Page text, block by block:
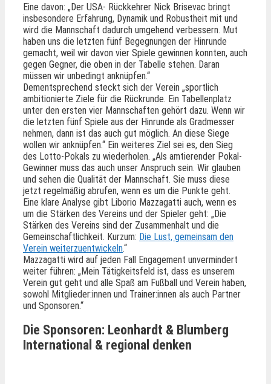
Eine davon: „Der USA- Rückkehrer Nick Brisevac bringt
insbesondere Erfahrung, Dynamik und Robustheit mit und
wird die Mannschaft dadurch umgehend verbessern. Mut
haben uns die letzten fünf Begegnungen der Hinrunde
gemacht, weil wir davon vier Spiele gewinnen konnten, auch
gegen Gegner, die oben in der Tabelle stehen. Daran
müssen wir unbedingt anknüpfen.“
Dementsprechend steckt sich der Verein „sportlich
ambitionierte Ziele für die Rückrunde. Ein Tabellenplatz
unter den ersten vier Mannschaften gehört dazu. Wenn wir
die letzten fünf Spiele aus der Hinrunde als Gradmesser
nehmen, dann ist das auch gut möglich. An diese Siege
wollen wir anknüpfen.“ Ein weiteres Ziel sei es, den Sieg
des Lotto-Pokals zu wiederholen. „Als amtierender Pokal-
Gewinner muss das auch unser Anspruch sein. Wir glauben
und sehen die Qualität der Mannschaft. Sie muss diese
jetzt regelmäßig abrufen, wenn es um die Punkte geht.
Eine klare Analyse gibt Liborio Mazzagatti auch, wenn es
um die Stärken des Vereins und der Spieler geht: „Die
Stärken des Vereins sind der Zusammenhalt und die
Gemeinschaftlichkeit. Kurzum: Die Lust, gemeinsam den
Verein weiterzuentwickeln.“
Mazzagatti wird auf jeden Fall Engagement unvermindert
weiter führen: „Mein Tätigkeitsfeld ist, dass es unserem
Verein gut geht und alle Spaß am Fußball und Verein haben,
sowohl Mitglieder:innen und Trainer:innen als auch Partner
und Sponsoren.“
Die Sponsoren: Leonhardt & Blumberg
International & regional denken